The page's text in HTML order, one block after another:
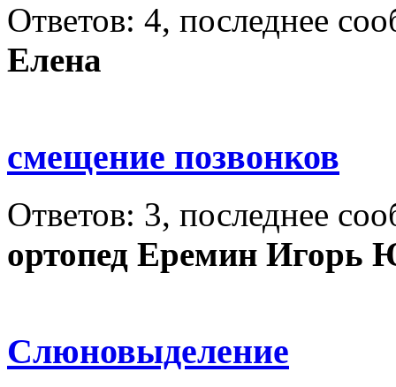
Ответов: 4, последнее
Елена
смещение позвонков
Ответов: 3, последнее
ортопед Еремин Игорь
Слюновыделение